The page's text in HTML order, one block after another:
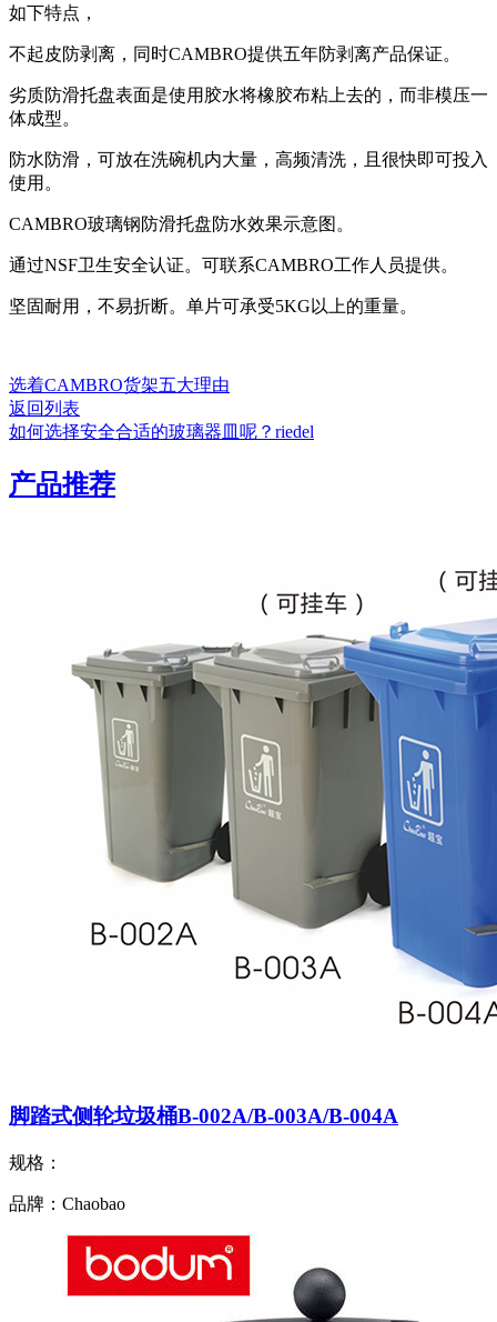
如下特点，
不起皮防剥离，同时CAMBRO提供五年防剥离产品保证。
劣质防滑托盘表面是使用胶水将橡胶布粘上去的，而非模压一
体成型。
防水防滑，可放在洗碗机内大量，高频清洗，且很快即可投入
使用。
CAMBRO玻璃钢防滑托盘防水效果示意图。
通过NSF卫生安全认证。可联系CAMBRO工作人员提供。
坚固耐用，不易折断。单片可承受5KG以上的重量。
选着CAMBRO货架五大理由
返回列表
如何选择安全合适的玻璃器皿呢？riedel
产品推荐
脚踏式侧轮垃圾桶B-002A/B-003A/B-004A
规格：
品牌：Chaobao